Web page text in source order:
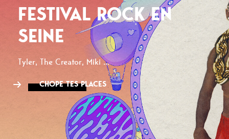
FESTIVAL ROCK EN
SEINE
Tyler, The Creator, Miki ...
CHOPE TES PLACES